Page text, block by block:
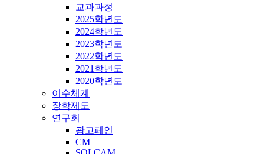
교과과정
2025학년도
2024학년도
2023학년도
2022학년도
2021학년도
2020학년도
이수체계
장학제도
연구회
광고페인
CM